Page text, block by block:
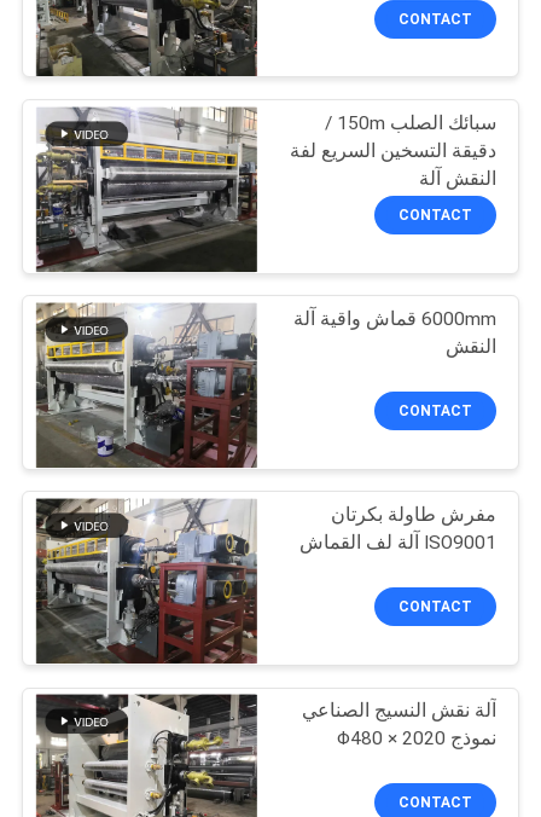
خريطة
PRIVACY
POLICY
آلة الأسطوانة التقويم
24
آلة تقويم النسيج
10
آلة تقويم المنسوجات
8
17
CONTACT
سبائك الصلب 150m /
دقيقة التسخين السريع لفة
النقش آلة
CONTACT
6000mm قماش واقية آلة
النقش
CONTACT
مفرش طاولة بكرتان
ISO9001 آلة لف القماش
CONTACT
آلة نقش النسيج الصناعي
نموذج Φ480 × 2020
CONTACT